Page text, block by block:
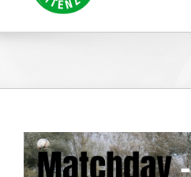
View
Larger
Image